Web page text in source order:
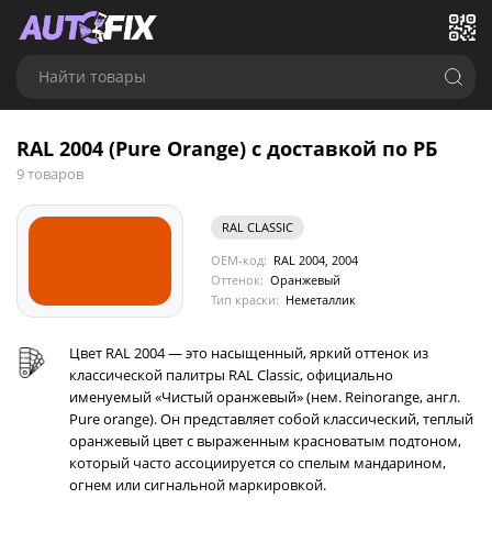
Найти товары
RAL 2004 (Pure Orange) с доставкой по РБ
9 товаров
RAL CLASSIC
OEM-код: RAL 2004, 2004
Оттенок: Оранжевый
Тип краски: Неметаллик
Цвет RAL 2004 — это насыщенный, яркий оттенок из
классической палитры RAL Classic, официально
именуемый «Чистый оранжевый» (нем. Reinorange, англ.
Pure orange). Он представляет собой классический, теплый
оранжевый цвет с выраженным красноватым подтоном,
который часто ассоциируется со спелым мандарином,
огнем или сигнальной маркировкой.